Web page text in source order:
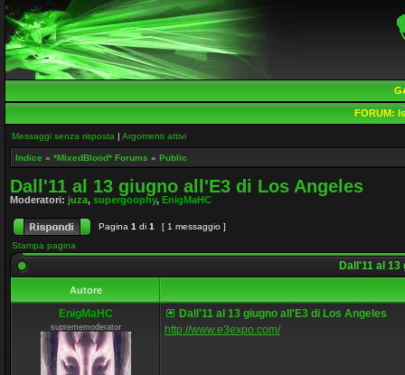
FORUM:
Messaggi senza risposta | Argomenti attivi
Indice » *MixedBlood* Forums » Public
Dall'11 al 13 giugno all'E3 di Los Angeles
Moderatori: juza, supergoophy, EnigMaHC
Pagina 1 di 1
[ 1 messaggio ]
Stampa pagina
Dall'11 al
Autore
EnigMaHC
suprememoderator
Dall'11 al 13 giugno all'E3 di Los Angeles
http://www.e3expo.com/